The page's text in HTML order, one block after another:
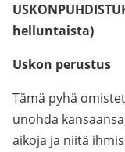
helluntaista)
Uskon perustus
Tämä pyhä
unohda
aikoja ja niitä